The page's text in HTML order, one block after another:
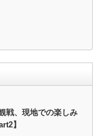
戦、現地での楽しみ
】